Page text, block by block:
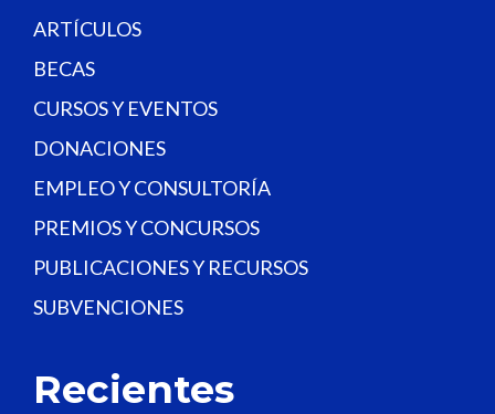
.
ARTÍCULOS
BECAS
CURSOS Y EVENTOS
DONACIONES
EMPLEO Y CONSULTORÍA
PREMIOS Y CONCURSOS
PUBLICACIONES Y RECURSOS
SUBVENCIONES
Recientes